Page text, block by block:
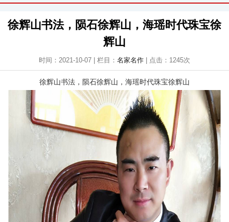
徐辉山书法，陨石徐辉山，海瑶时代珠宝徐
辉山
时间：2021-10-07 | 栏目： 名家名作 | 点击：1245次
徐辉山书法，陨石徐辉山，海瑶时代珠宝徐辉山